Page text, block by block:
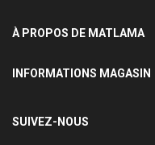
À PROPOS DE MATLAMA
INFORMATIONS MAGASIN
SUIVEZ-NOUS